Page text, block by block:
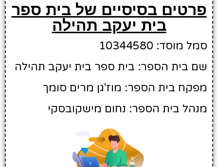
פרטים בסיסיים של בית ספר
בית יעקב תהילה
סמל מוסד: 10344580
שם בית הספר: בית ספר בית יעקב תהילה
מפקח בית הספר: מוז'גן מרים סומך
מנהל בית הספר: נחום מישקובסקי